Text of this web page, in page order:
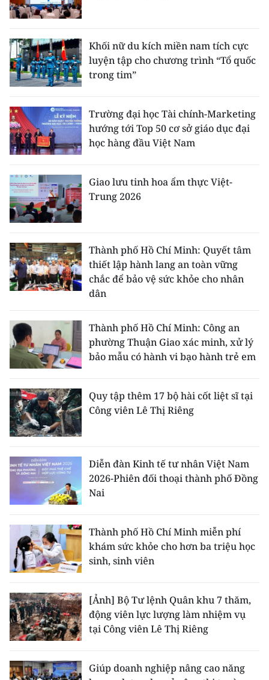
Khối nữ du kích miền nam tích cực
luyện tập cho chương trình “Tổ quốc
trong tim”
Trường đại học Tài chính-Marketing
hướng tới Top 50 cơ sở giáo dục đại
học hàng đầu Việt Nam
Giao lưu tinh hoa ẩm thực Việt-
Trung 2026
Thành phố Hồ Chí Minh: Quyết tâm
thiết lập hành lang an toàn vững
chắc để bảo vệ sức khỏe cho nhân
dân
Thành phố Hồ Chí Minh: Công an
phường Thuận Giao xác minh, xử lý
bảo mẫu có hành vi bạo hành trẻ em
Quy tập thêm 17 bộ hài cốt liệt sĩ tại
Công viên Lê Thị Riêng
Diễn đàn Kinh tế tư nhân Việt Nam
2026-Phiên đối thoại thành phố Đồng
Nai
Thành phố Hồ Chí Minh miễn phí
khám sức khỏe cho hơn ba triệu học
sinh, sinh viên
[Ảnh] Bộ Tư lệnh Quân khu 7 thăm,
động viên lực lượng làm nhiệm vụ
tại Công viên Lê Thị Riêng
Giúp doanh nghiệp nâng cao năng